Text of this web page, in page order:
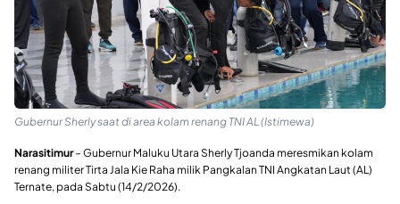
Gubernur Sherly saat di area kolam renang TNI AL (Istimewa)
Narasitimur– Gubernur Maluku Utara Sherly Tjoanda meresmikan kolam
renang militer Tirta Jala Kie Raha milik Pangkalan TNI Angkatan Laut (AL)
Ternate, pada Sabtu (14/2/2026).